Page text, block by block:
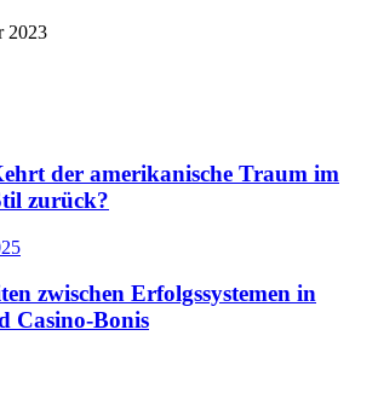
2023
der amerikanische Traum im
zurück?
zwischen Erfolgssystemen in
Casino‑Bonis